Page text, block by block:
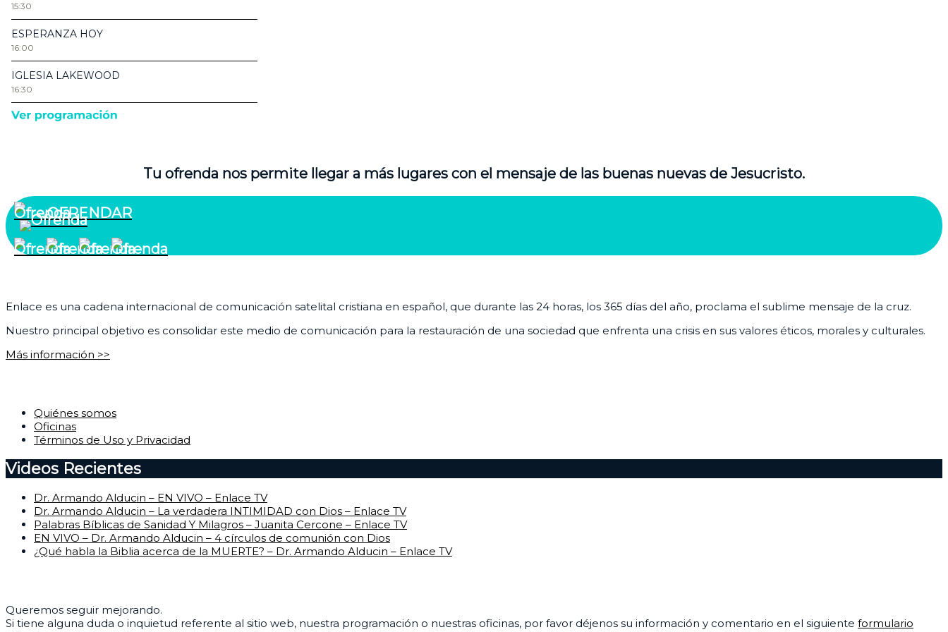
Tu ofrenda nos permite llegar a más lugares con el mensaje de las buenas nuevas de Jesucristo.
OFRENDAR
Enlace es una cadena internacional de comunicación satelital cristiana en español, que durante las 24 horas, los 365 días del año, proclama el sublime mensaje de la cruz.
Nuestro principal objetivo es consolidar este medio de comunicación para la restauración de una sociedad que enfrenta una crisis en sus valores éticos, morales y culturales.
Más información >>
Quiénes somos
Oficinas
Términos de Uso y Privacidad
Videos Recientes
Dr. Armando Alducin – EN VIVO – Enlace TV
Dr. Armando Alducin – La verdadera INTIMIDAD con Dios – Enlace TV
Palabras Bíblicas de Sanidad Y Milagros – Juanita Cercone – Enlace TV
EN VIVO – Dr. Armando Alducin – 4 círculos de comunión con Dios
¿Qué habla la Biblia acerca de la MUERTE? – Dr. Armando Alducin – Enlace TV
Queremos seguir mejorando.
Si tiene alguna duda o inquietud referente al sitio web, nuestra programación o nuestras oficinas, por favor déjenos su información y comentario en el siguiente formulario